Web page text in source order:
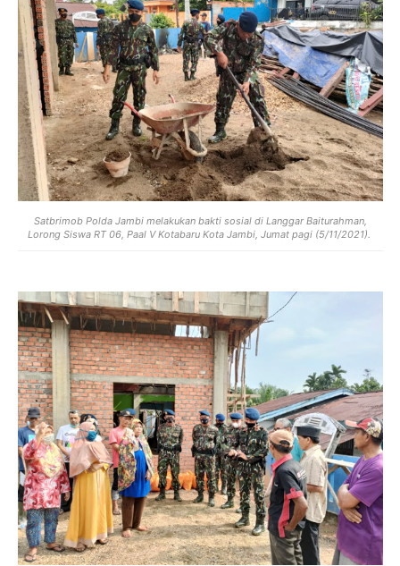
Satbrimob Polda Jambi melakukan bakti sosial di Langgar Baiturahman,
Lorong Siswa RT 06, Paal V Kotabaru Kota Jambi, Jumat pagi (5/11/2021).